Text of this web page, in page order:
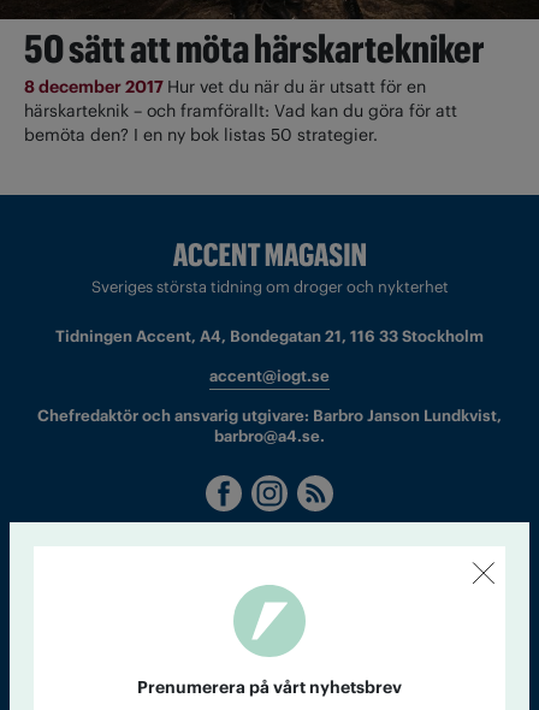
50 sätt att möta härskartekniker
8 december 2017 Hur vet du när du är utsatt för en
härskarteknik – och framförallt: Vad kan du göra för att
bemöta den? I en ny bok listas 50 strategier.
Sveriges största tidning om droger och nykterhet
Tidningen Accent, A4, Bondegatan 21, 116 33 Stockholm
accent@iogt.se
Chefredaktör och ansvarig utgivare: Barbro Janson Lundkvist,
barbro@a4.se.
nummer av
Prenumerera på vårt nyhetsbrev